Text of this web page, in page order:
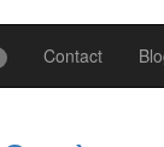
Contact